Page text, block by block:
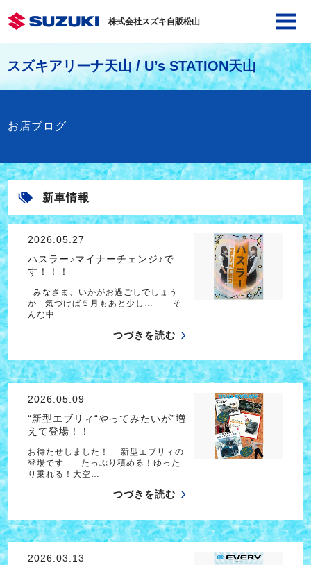
株式会社スズキ自販松山
スズキアリーナ天山 / U’s STATION天山
お店ブログ
新車情報
2026.05.27
ハスラー♪マイナーチェンジ♪で
す！！！
みなさま、いかがお過ごしでしょう
か 気づけば５月もあと少し… そ
んな中…
つづきを読む
2026.05.09
“新型エブリィ“やってみたいが”増
えて登場！！
お待たせしました！ 新型エブリィの
登場です たっぷり積める！ゆった
り乗れる！大空…
つづきを読む
2026.03.13